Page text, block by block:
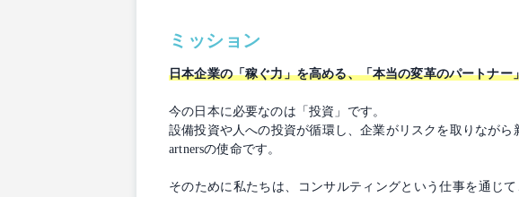
ミッション
日本企業の「稼ぐ力」を高める、「本当の変革のパートナー
今の日本に必要なのは「投資」です。
設備投資や人への投資が循環し、企業がリスクを取りなが
artnersの使命です。
そのために私たちは、コンサルティングという仕事を通じ